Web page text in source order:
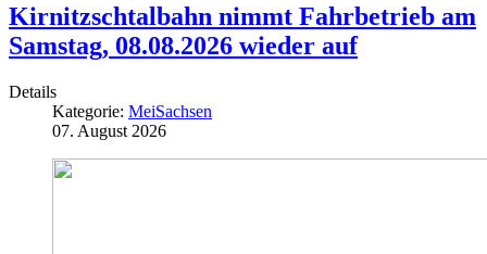
Kirnitzschtalbahn nimmt Fahrbetrieb am
Samstag, 08.08.2026 wieder auf
Details
Kategorie: MeiSachsen
07. August 2026